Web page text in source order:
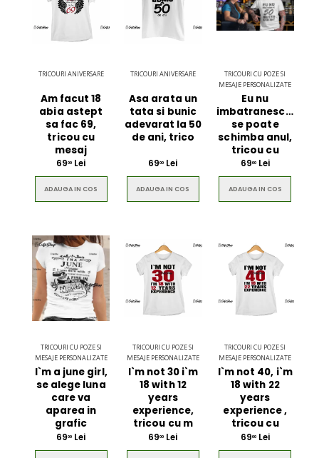
TRICOURI ANIVERSARE
Am facut 18
abia astept
sa fac 69,
tricou cu
mesaj
6900 Lei
ADAUGA IN COS
TRICOURI ANIVERSARE
Asa arata un
tata si bunic
adevarat la 50
de ani, trico
6900 Lei
ADAUGA IN COS
TRICOURI CU POZE SI
MESAJE PERSONALIZATE
Eu nu
imbatranesc...,
se poate
schimba anul,
tricou cu
6900Lei
ADAUGA IN COS
TRICOURI CU POZE SI
MESAJE PERSONALIZATE
I`m a june girl,
se alege luna
care va
aparea in
grafic
6900 Lei
TRICOURI CU POZE SI
MESAJE PERSONALIZATE
I`m not 30 i`m
18 with 12
years
experience,
tricou cu m
6900 Lei
TRICOURI CU POZE SI
MESAJE PERSONALIZATE
I`m not 40, i`m
18 with 22
years
experience ,
tricou cu
6900Lei
Casual HandBag
$49.00
Circled Ultimate
$49.00
Casual
$49.00
Men Black
$49.00